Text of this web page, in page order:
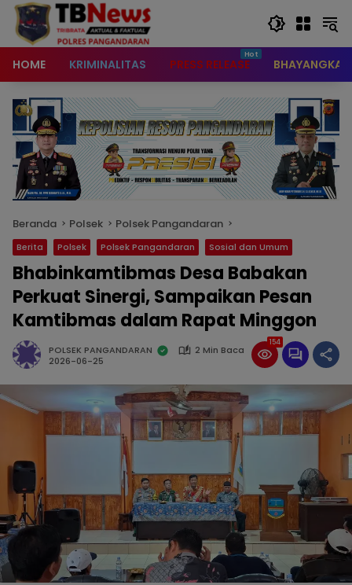
content
HOME KRIMINALITAS PRESS RELEASE BHAYANGKARI
Beranda Polsek Polsek Pangandaran
Berita Polsek Polsek Pangandaran Sosial dan Umum
Bhabinkamtibmas Desa Babakan
Perkuat Sinergi, Sampaikan Pesan
Kamtibmas dalam Rapat Minggon
POLSEK PANGANDARAN
2 Min Baca
2026-06-25
154